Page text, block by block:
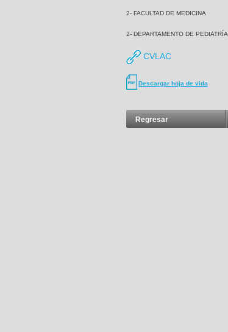
2- FACULTAD DE MEDICINA
2- DEPARTAMENTO DE PEDIATRÍA
CVLAC
Descargar hoja de vida
Regresar